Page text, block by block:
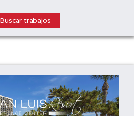
Buscar trabajos